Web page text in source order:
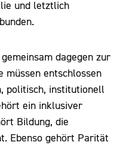
und letztlich
dagegen zur
müssen entschlossen
politisch, institutionell
ein inklusiver
Bildung, die
Ebenso gehört Parität